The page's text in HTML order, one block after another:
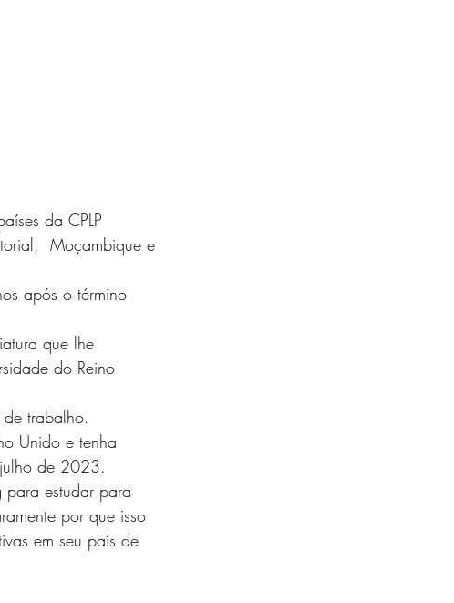
da CPLP
Moçambique e
após o término
que lhe
do Reino
trabalho.
Unido e tenha
de 2023.
por que isso
em seu país de